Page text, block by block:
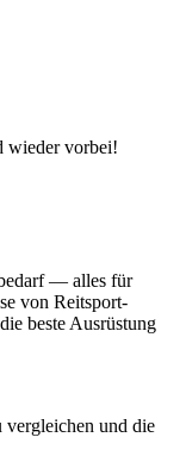
wieder vorbei!
— alles für
von Reitsport-
beste Ausrüstung
vergleichen und die